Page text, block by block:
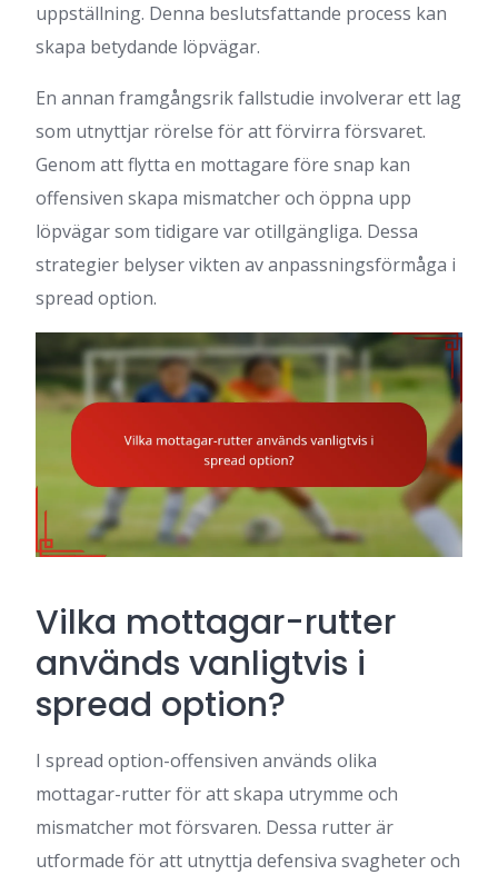
uppställning. Denna beslutsfattande process kan
skapa betydande löpvägar.
En annan framgångsrik fallstudie involverar ett lag
som utnyttjar rörelse för att förvirra försvaret.
Genom att flytta en mottagare före snap kan
offensiven skapa mismatcher och öppna upp
löpvägar som tidigare var otillgängliga. Dessa
strategier belyser vikten av anpassningsförmåga i
spread option.
Vilka mottagar-rutter
används vanligtvis i
spread option?
I spread option-offensiven används olika
mottagar-rutter för att skapa utrymme och
mismatcher mot försvaren. Dessa rutter är
utformade för att utnyttja defensiva svagheter och